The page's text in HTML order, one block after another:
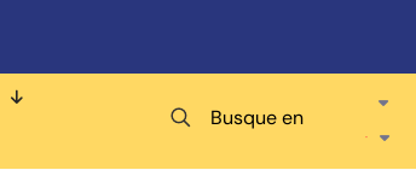
Busque en